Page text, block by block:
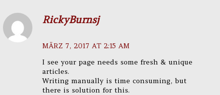
RickyBurnsj
MÄRZ 7, 2017 AT 2:15 AM
I see your page needs some fresh & unique
articles.
Writing manually is time consuming, but
there is solution for this.